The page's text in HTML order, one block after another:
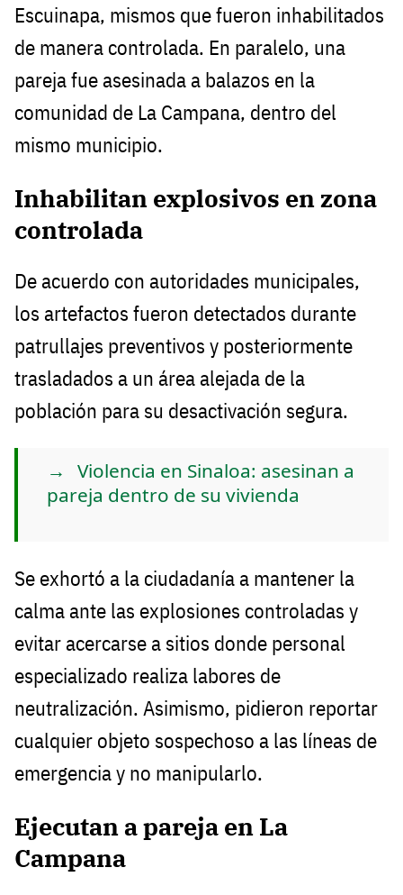
Escuinapa, mismos que fueron inhabilitados
de manera controlada. En paralelo, una
pareja fue asesinada a balazos en la
comunidad de La Campana, dentro del
mismo municipio.
Inhabilitan explosivos en zona
controlada
De acuerdo con autoridades municipales,
los artefactos fueron detectados durante
patrullajes preventivos y posteriormente
trasladados a un área alejada de la
población para su desactivación segura.
Violencia en Sinaloa: asesinan a
pareja dentro de su vivienda
Se exhortó a la ciudadanía a mantener la
calma ante las explosiones controladas y
evitar acercarse a sitios donde personal
especializado realiza labores de
neutralización. Asimismo, pidieron reportar
cualquier objeto sospechoso a las líneas de
emergencia y no manipularlo.
Ejecutan a pareja en La
Campana